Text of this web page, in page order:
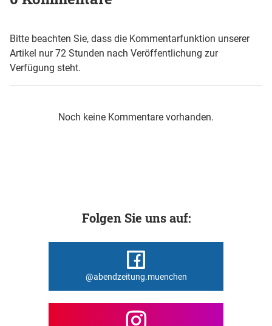
Bitte beachten Sie, dass die Kommentarfunktion unserer
Artikel nur 72 Stunden nach Veröffentlichung zur
Verfügung steht.
Noch keine Kommentare vorhanden.
Folgen Sie uns auf:
@abendzeitung.muenchen